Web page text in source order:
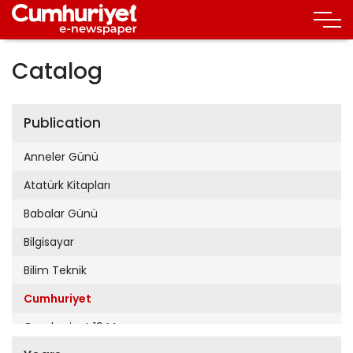
Catalog
Publication
Anneler Günü
Atatürk Kitapları
Babalar Günü
Bilgisayar
Bilim Teknik
Cumhuriyet
Cumhuriyet 19 Mayıs